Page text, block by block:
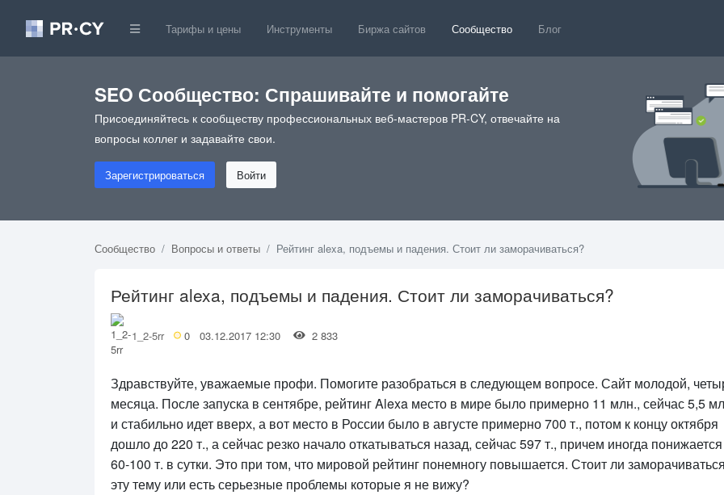
Тарифы и цены Инструменты Биржа сайтов Сообщество Блог
SEO Сообщество: Спрашивайте и помогайте
Присоединяйтесь к сообществу профессиональных веб-мастеров PR-CY, отвечайте на
вопросы коллег и задавайте свои.
Зарегистрироваться Войти
Сообщество Вопросы и ответы Рейтинг alexa, подъемы и падения. Стоит ли заморачиваться?
Рейтинг alexa, подъемы и падения. Стоит ли заморачиваться?
1_2-5rr 0 03.12.2017 12:30 2 833
Здравствуйте, уважаемые профи. Помогите разобраться в следующем вопросе. Сайт молодой,
месяца. После запуска в сентябре, рейтинг Alexa место в мире было примерно 11 млн., сейчас 5,5
и стабильно идет вверх, а вот место в России было в августе примерно 700 т., потом к концу октября
дошло до 220 т., а сейчас резко начало откатываться назад, сейчас 597 т., причем иногда
60-100 т. в сутки. Это при том, что мировой рейтинг понемногу повышается. Стоит ли
эту тему или есть серьезные проблемы которые я не вижу?